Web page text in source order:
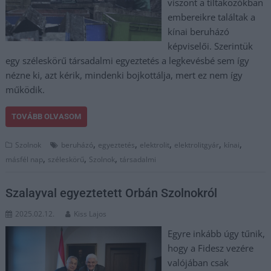
viszont a tiltakozókban
embereikre találtak a
kínai beruházó
képviselői. Szerintük
egy széleskörű társadalmi egyeztetés a legkevésbé sem így
nézne ki, azt kérik, mindenki bojkottálja, mert ez nem így
működik.
TOVÁBB OLVASOM
Szolnok beruházó, egyeztetés, elektrolit, elektrolitgyár, kínai,
másfél nap, széleskörű, Szolnok, társadalmi
Szalayval egyeztetett Orbán Szolnokról
2025.02.12. Kiss Lajos
Egyre inkább úgy tűnik,
hogy a Fidesz vezére
valójában csak